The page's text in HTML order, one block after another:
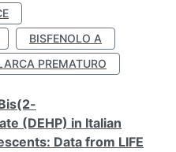
BISFENOLO A
PREMATURO
(DEHP) in Italian
Data from LIFE